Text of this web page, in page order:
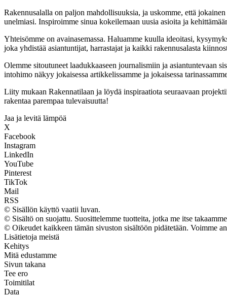
Rakennusalalla on paljon mahdollisuuksia, ja uskomme, että
unelmiasi. Inspiroimme sinua kokeilemaan uusia asioita ja
Yhteisömme on avainasemassa. Haluamme kuulla ideoitasi,
joka yhdistää asiantuntijat, harrastajat ja kaikki rakennusalasta
Olemme sitoutuneet laadukkaaseen journalismiin ja asiantuntevaan
intohimo näkyy jokaisessa artikkelissamme ja jokaisessa
Liity mukaan Rakennatilaan ja löydä inspiraatiota seuraavaan
rakentaa parempaa tulevaisuutta!
Jaa ja levitä lämpöä
X
Facebook
Instagram
LinkedIn
YouTube
Pinterest
TikTok
Mail
RSS
© Sisällön käyttö vaatii luvan.
© Sisältö on suojattu. Suosittelemme tuotteita, jotka me itse
© Oikeudet kaikkeen tämän sivuston sisältöön pidätetään. Voimme
Lisätietoja meistä
Kehitys
Mitä edustamme
Sivun takana
Tee ero
Toimitilat
Data